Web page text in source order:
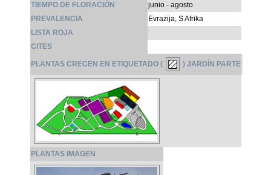
TIEMPO DE FLORACIÓN
junio - agosto
PREVALENCIA
Evrazija, S Afrika
LISTA ROJA
CITES
PLANTAS CRECEN EN ETIQUETADO ( ) JARDÍN PARTE
PLANTAS IMAGEN